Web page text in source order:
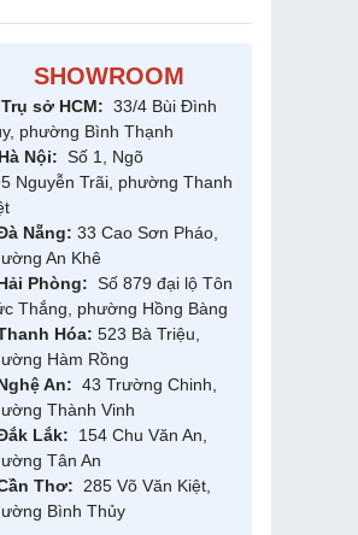
SHOWROOM
Trụ sở HCM: 33/4 Bùi Đình
phường Bình Thạnh
Nội: Số 1, Ngõ
Nguyễn Trãi, phường Thanh
Nẵng: 33 Cao Sơn Pháo,
An Khê
Phòng: Số 879 đại lộ Tôn
Thắng, phường Hồng Bàng
Hóa: 523 Bà Triệu,
Hàm Rồng
An: 43 Trường Chinh,
Thành Vinh
Lắk: 154 Chu Văn An,
Tân An
Thơ: 285 Võ Văn Kiệt,
Bình Thủy